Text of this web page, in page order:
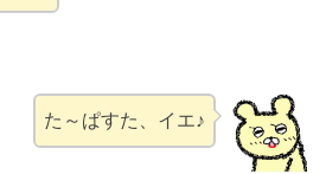
た～ぱすた、イエ♪